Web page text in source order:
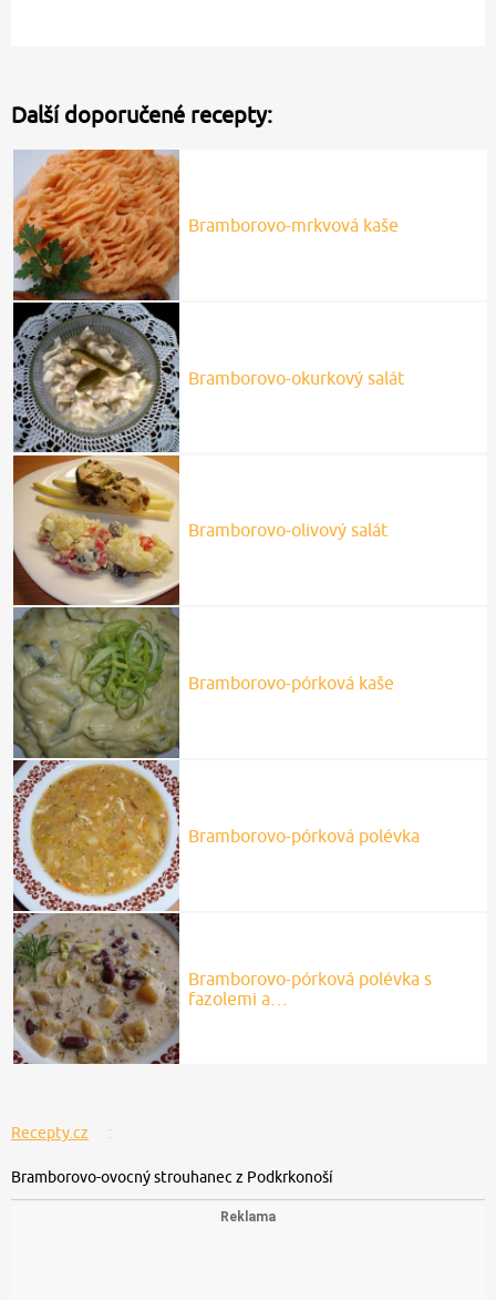
Další doporučené recepty:
Bramborovo-mrkvová kaše
Bramborovo-okurkový salát
Bramborovo-olivový salát
Bramborovo-pórková kaše
Bramborovo-pórková polévka
Bramborovo-pórková polévka s
fazolemi a…
Recepty.cz
Bramborovo-ovocný strouhanec z Podkrkonoší